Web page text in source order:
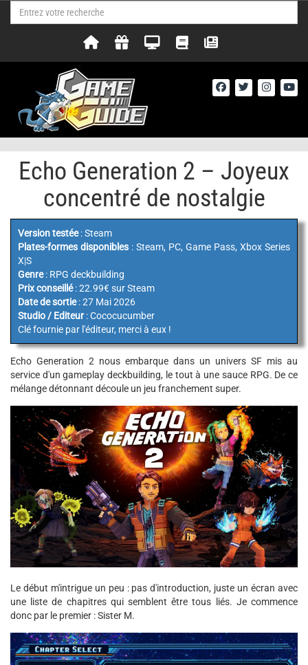
Echo Generation 2 – Joyeux
concentré de nostalgie
Version testée: Steam
Plates-formes disponibles : Steam, PC, Game Pass, Xbox Series
X|S
Genre: RPG deckbuilding
Prix conseillé: 22.99€ sur Steam
Date de sortie: 27 Mai 2026
Studio / Editeur : Cococucumber
Clé fournie par l'éditeur, merci à eux !
Echo Generation 2 nous embarque dans un univers SF mis au
service d'un gameplay deckbuilding, le tout à une sauce RPG. De ce
mélange détonnant découle un jeu franchement super.
Le début m'intrigue un peu : pas d'introduction, juste un écran avec
une liste de chapitres qui semblent être tous liés. Je commence
donc par le premier : Sister M.